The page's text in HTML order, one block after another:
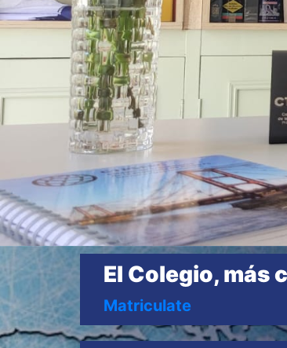
El Colegio, más
Matriculate